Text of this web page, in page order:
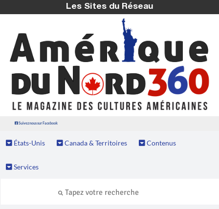
Les Sites du Réseau
Suivez nous sur Facebook
États-Unis Canada & Territoires Contenus
Services